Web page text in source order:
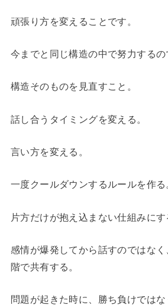
頑張り方を変えることです。
今までと同じ構造の中で努力するの
構造そのものを見直すこと。
話し合うタイミングを変える。
言い方を変える。
一度クールダウンするルールを作る
片方だけが抱え込まない仕組みにす
感情が爆発してから話すのではな
階で共有する。
問題が起きた時に、勝ち負けでは